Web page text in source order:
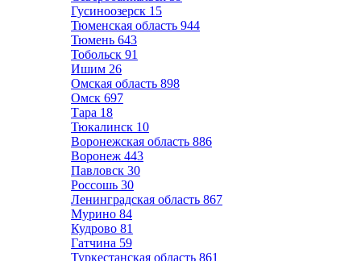
Гусиноозерск 15
Тюменская область 944
Тюмень 643
Тобольск 91
Ишим 26
Омская область 898
Омск 697
Тара 18
Тюкалинск 10
Воронежская область 886
Воронеж 443
Павловск 30
Россошь 30
Ленинградская область 867
Мурино 84
Кудрово 81
Гатчина 59
Туркестанская область 861